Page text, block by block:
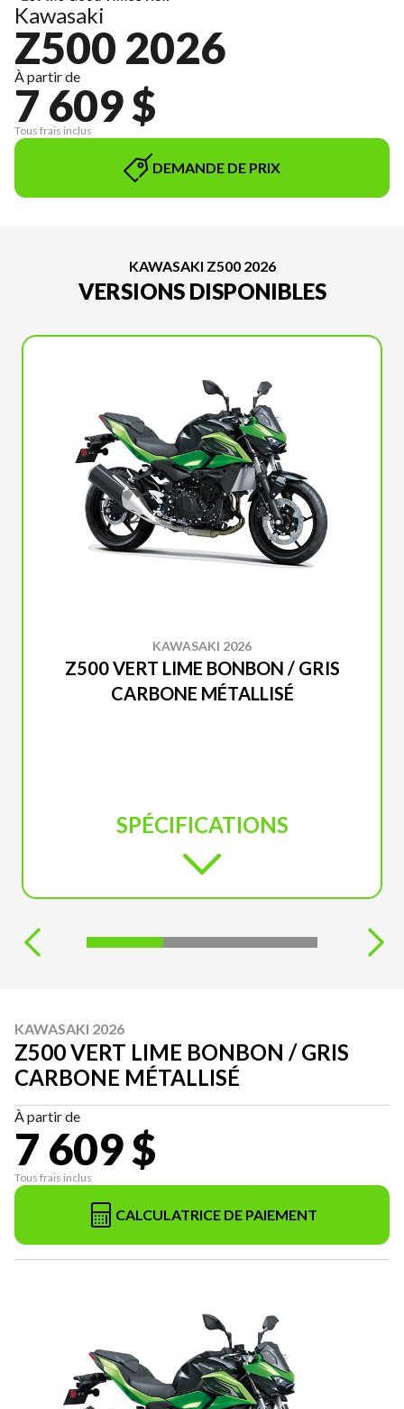
Kawasaki
Z500 2026
À partir de
7 609 $
Tous frais inclus
DEMANDE DE PRIX
KAWASAKI Z500 2026
VERSIONS DISPONIBLES
KAWASAKI 2026
Z500 VERT LIME BONBON / GRIS
CARBONE MÉTALLISÉ
SPÉCIFICATIONS
KAWASAKI 2026
Z500 VERT LIME BONBON / GRIS
CARBONE MÉTALLISÉ
À partir de
7 609 $
Tous frais inclus
CALCULATRICE DE PAIEMENT